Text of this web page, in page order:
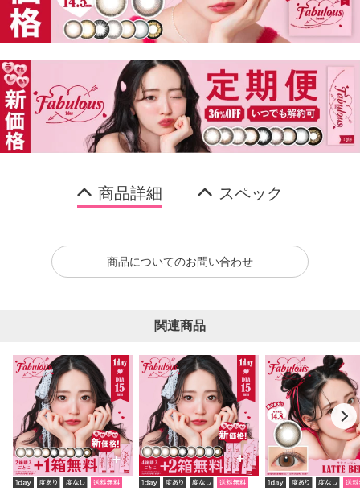
商品詳細 スペック
商品についてのお問い合わせ
関連商品